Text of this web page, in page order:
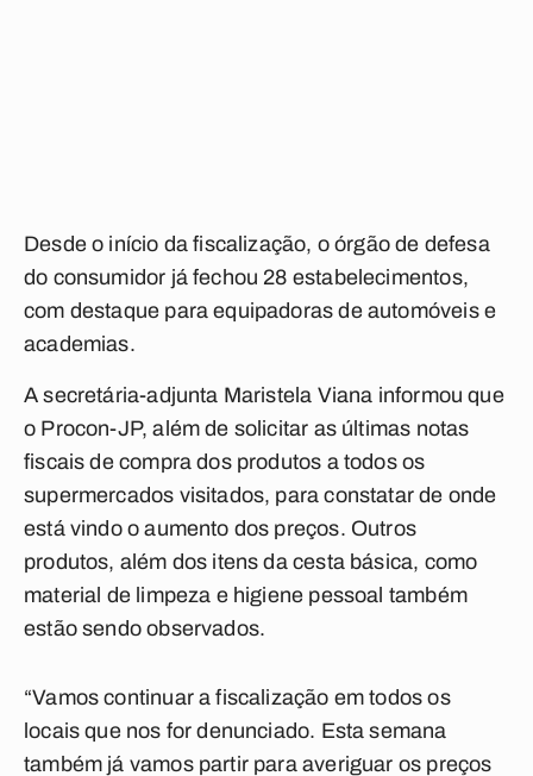
Desde o início da fiscalização, o órgão de defesa
do consumidor já fechou 28 estabelecimentos,
com destaque para equipadoras de automóveis e
academias.
A secretária-adjunta Maristela Viana informou que
o Procon-JP, além de solicitar as últimas notas
fiscais de compra dos produtos a todos os
supermercados visitados, para constatar de onde
está vindo o aumento dos preços. Outros
produtos, além dos itens da cesta básica, como
material de limpeza e higiene pessoal também
estão sendo observados.
“Vamos continuar a fiscalização em todos os
locais que nos for denunciado. Esta semana
também já vamos partir para averiguar os preços